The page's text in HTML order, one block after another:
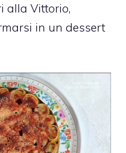
alla Vittorio,
in un dessert